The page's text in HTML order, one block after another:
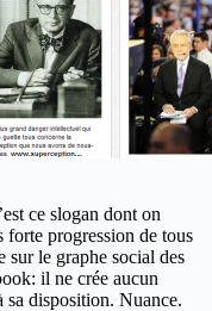
ce slogan dont on
forte progression de tous
sur le graphe social des
il ne crée aucun
sa disposition. Nuance.